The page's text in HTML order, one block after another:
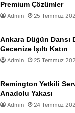
Premium Çözümler
Admin 25 Temmuz
Ankara Düğün Dansı
Gecenize Işıltı Katın
Admin 25 Temmuz
Remington Yetkili
Anadolu Yakası
Admin 24 Temmuz